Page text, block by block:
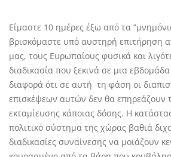
Είμαστε 10 ημέρες έξω από τα
βρισκόμαστε υπό αυστηρή επιτήρηση
μας, τους Ευρωπαίους φυσικά και
διαδικασία που ξεκινά σε μια
διαφορά ότι σε αυτή τη φάση οι
επισκέψεων αυτών δεν θα επηρεάζουν
εκταμίευσης κάποιας δόσης. Η
πολιτικό σύστημα της χώρας βαθιά
διαδικασίες συναίνεσης να μοιάζουν